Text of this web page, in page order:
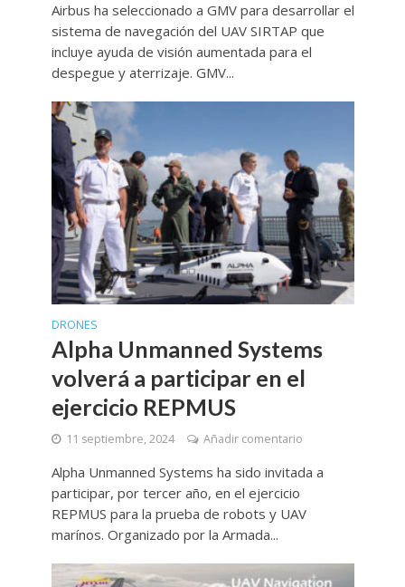
Airbus ha seleccionado a GMV para desarrollar el
sistema de navegación del UAV SIRTAP que
incluye ayuda de visión aumentada para el
despegue y aterrizaje. GMV...
DRONES
Alpha Unmanned Systems
volverá a participar en el
ejercicio REPMUS
11 septiembre, 2024 Añadir comentario
Alpha Unmanned Systems ha sido invitada a
participar, por tercer año, en el ejercicio
REPMUS para la prueba de robots y UAV
marínos. Organizado por la Armada...